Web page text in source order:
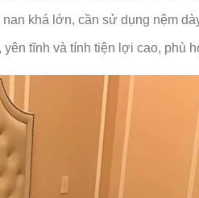
khá lớn, cần sử dụng nệm
tĩnh và tính tiện lợi cao, phù